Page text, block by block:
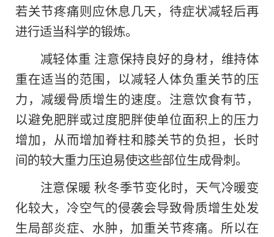
若关节疼痛则应休息几天，待症状减轻后再
进行适当科学的锻炼。
减轻体重 注意保持良好的身材，维持体
重在适当的范围，以减轻人体负重关节的压
力，减缓骨质增生的速度。注意饮食有节，
以避免肥胖或过度肥胖使单位面积上的压力
增加，从而增加脊柱和膝关节的负担，长时
间的较大重力压迫易使这些部位生成骨刺。
注意保暖 秋冬季节变化时，天气冷暖变
化较大，冷空气的侵袭会导致骨质增生处发
生局部炎症、水肿，加重关节疼痛。所以在